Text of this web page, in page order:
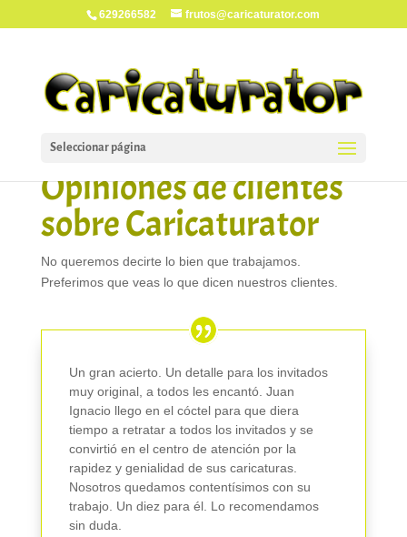
629266582 frutos@caricaturator.com
Seleccionar página
Opiniones de clientes
sobre Caricaturator
No queremos decirte lo bien que trabajamos.
Preferimos que veas lo que dicen nuestros clientes.
Un gran acierto. Un detalle para los invitados
muy original, a todos les encantó. Juan
Ignacio llego en el cóctel para que diera
tiempo a retratar a todos los invitados y se
convirtió en el centro de atención por la
rapidez y genialidad de sus caricaturas.
Nosotros quedamos contentísimos con su
trabajo. Un diez para él. Lo recomendamos
sin duda.